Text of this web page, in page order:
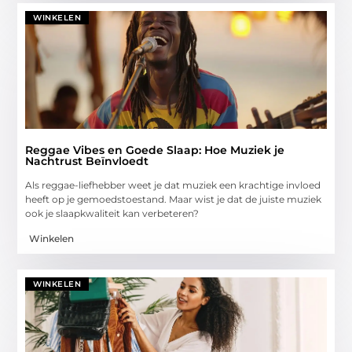
WINKELEN
Reggae Vibes en Goede Slaap: Hoe Muziek je
Nachtrust Beïnvloedt
Als reggae-liefhebber weet je dat muziek een krachtige invloed
heeft op je gemoedstoestand. Maar wist je dat de juiste muziek
ook je slaapkwaliteit kan verbeteren?
Winkelen
WINKELEN